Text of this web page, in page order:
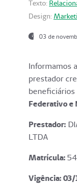
Texto:
Design:
03 de
Informamos
prestador
beneficiários
Federativo e
Prestador:
LTDA
Matrícula:
Vigência: 03/